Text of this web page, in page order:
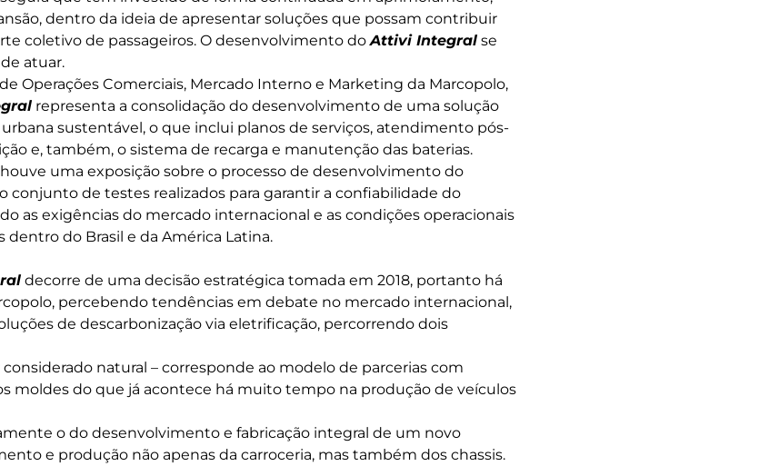
dentro da ideia de apresentar soluções que possam contribuir
coletivo de passageiros. O desenvolvimento doAttivi Integral se
atuar.
Operações Comerciais, Mercado Interno e Marketing da Marcopolo,
representa a consolidação do desenvolvimento de uma solução
sustentável, o que inclui planos de serviços, atendimento pós-
e, também, o sistema de recarga e manutenção das baterias.
uma exposição sobre o processo de desenvolvimento do
conjunto de testes realizados para garantir a confiabilidade do
as exigências do mercado internacional e as condições operacionais
do Brasil e da América Latina.
decorre de uma decisão estratégica tomada em 2018, portanto há
percebendo tendências em debate no mercado internacional,
de descarbonização via eletrificação, percorrendo dois
natural – corresponde ao modelo de parcerias com
moldes do que já acontece há muito tempo na produção de veículos
o do desenvolvimento e fabricação integral de um novo
e produção não apenas da carroceria, mas também dos chassis.